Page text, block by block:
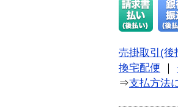
売掛取引(後
換宅配便
⇒支払方法